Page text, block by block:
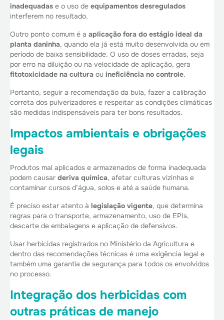
inadequadas e o uso de equipamentos desregulados
interferem no resultado.
Outro ponto comum é a aplicação fora do estágio ideal da
planta daninha, quando ela já está muito desenvolvida ou em
período de baixa sensibilidade. O uso de doses erradas, seja
por erro na diluição ou na velocidade de aplicação, gera
fitotoxicidade na cultura ou ineficiência no controle.
Portanto, seguir a recomendação da bula, fazer a calibração
correta dos pulverizadores e respeitar as condições climáticas
são medidas indispensáveis para ter bons resultados.
Impactos ambientais e obrigações
legais
Produtos mal aplicados e armazenados de forma inadequada
podem causar deriva química, afetar culturas vizinhas e
contaminar cursos d’água, solos e até a saúde humana.
É preciso estar atento à legislação vigente, que determina
regras para o transporte, armazenamento, uso de EPIs,
descarte de embalagens e aplicação de defensivos.
Usar herbicidas registrados no Ministério da Agricultura e
dentro das recomendações técnicas é uma exigência legal e
também uma garantia de segurança para todos os envolvidos
no processo.
Integração dos herbicidas com
outras práticas de manejo